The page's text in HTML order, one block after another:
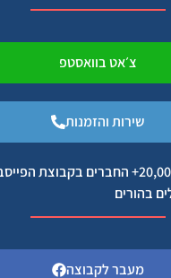
צ׳אט בוואסטפ
שירות והזמנות
הצטרפו ל 20,000+ החברים בקבוצת
בהורים
מעבר לקבוצה